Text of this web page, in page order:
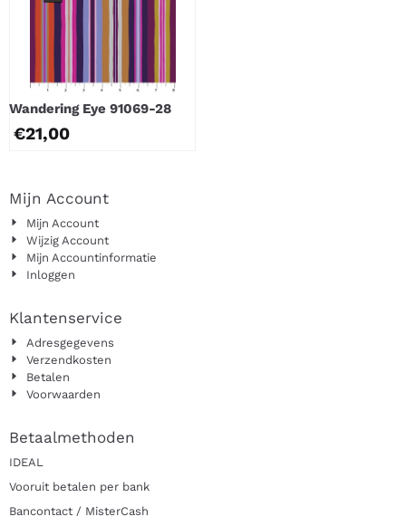
Wandering Eye 91069-28
€21,00
Mijn Account
Mijn Account
Wijzig Account
Mijn Accountinformatie
Inloggen
Klantenservice
Adresgegevens
Verzendkosten
Betalen
Voorwaarden
Betaalmethoden
IDEAL
Vooruit betalen per bank
Bancontact / MisterCash